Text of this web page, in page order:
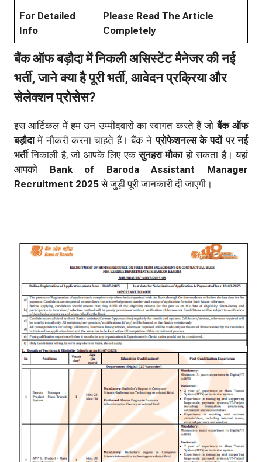
For Detailed
Info
Please Read The Article
Completely
बैंक ऑफ बड़ौदा में निकली असिस्टेंट मैनेजर की नई
भर्ती, जाने क्या है पूरी भर्ती, आवेदन प्रक्रिया और
सेलेक्शन प्रोसेस?
इस आर्टिकल में हम उन उम्मीदवारों का स्वागत करते हैं जोबैंक ऑफ
बड़ौदामें नौकरी करना चाहते हैं। बैंक नेप्रोफेशनल्स के पदोंपरनई
भर्तीनिकाली है, जो आपके लिए एकसुनहरा मौकाहो सकता है। यहां
आपको Bank of Baroda Assistant Manager
Recruitment 2025से जुड़ी पूरी जानकारी दी जाएगी।